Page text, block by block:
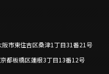
市東住吉区桑津1丁目31番21号
都板橋区蓮根3丁目13番12号